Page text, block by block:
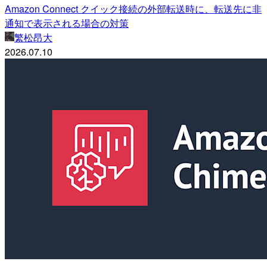
Amazon Connect クイック接続の外部転送時に、転送先に非
通知で表示される場合の対策
繁松昂大
2026.07.10